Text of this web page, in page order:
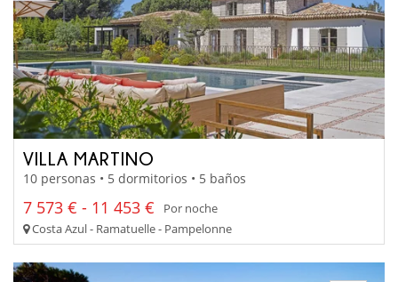
VILLA MARTINO
10 personas • 5 dormitorios • 5 baños
7 573 € - 11 453 €
Por noche
Costa Azul - Ramatuelle - Pampelonne